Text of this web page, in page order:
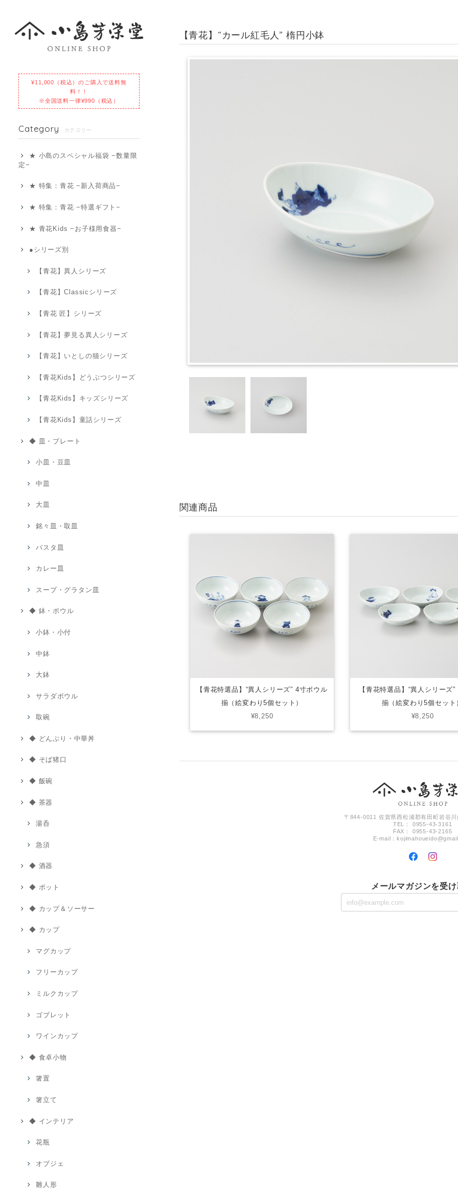
¥11,000（税込）のご購入で送料無
料！！
※全国送料一律¥990（税込）
Category カテゴリー
★ 小島のスペシャル福袋 −数量限
定−
★ 特集：青花 −新入荷商品−
★ 特集：青花 −特選ギフト−
★ 青花Kids −お子様用食器−
●シリーズ別
【青花】異人シリーズ
【青花】Classicシリーズ
【青花 匠】シリーズ
【青花】夢見る異人シリーズ
【青花】いとしの猫シリーズ
【青花Kids】どうぶつシリーズ
【青花Kids】キッズシリーズ
【青花Kids】童話シリーズ
◆ 皿・プレート
小皿・豆皿
中皿
大皿
銘々皿・取皿
パスタ皿
カレー皿
スープ・グラタン皿
◆ 鉢・ボウル
小鉢・小付
中鉢
大鉢
サラダボウル
取碗
◆ どんぶり・中華丼
◆ そば猪口
◆ 飯碗
◆ 茶器
湯呑
急須
◆ 酒器
◆ ポット
◆ カップ＆ソーサー
◆ カップ
マグカップ
フリーカップ
ミルクカップ
ゴブレット
ワインカップ
◆ 食卓小物
箸置
箸立て
◆ インテリア
花瓶
オブジェ
雛人形
【青花】“カール紅毛人” 楕円小鉢
関連商品
【青花特選品】“異人シリーズ” 4寸ボウル
揃（絵変わり5個セット）
¥8,250
【青花特選品】“異人シリーズ
揃（絵変わり5個セット
¥8,250
〒844-0011 佐賀県西松浦郡有田町岩谷
TEL： 0955-43-3161
FAX： 0955-43-2165
E-mail：
メールマガジンを受